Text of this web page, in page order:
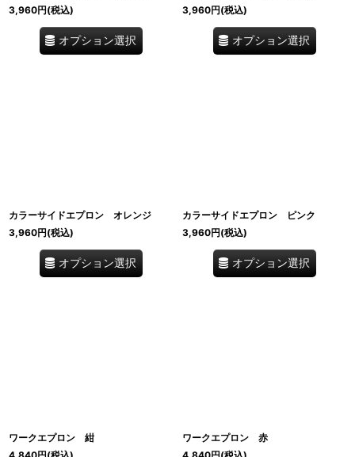
3,960円(税込)
オプション選択
3,960円(税込)
オプション選択
カラーサイドエプロン オレンジ
3,960円(税込)
オプション選択
カラーサイドエプロン ピンク
3,960円(税込)
オプション選択
ワークエプロン 紺
ワークエプロン 赤